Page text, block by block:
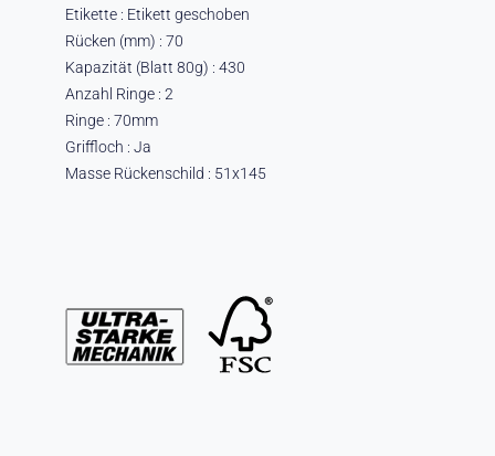
Etikette : Etikett geschoben
Rücken (mm) : 70
Kapazität (Blatt 80g) : 430
Anzahl Ringe : 2
Ringe : 70mm
Griffloch : Ja
Masse Rückenschild : 51x145